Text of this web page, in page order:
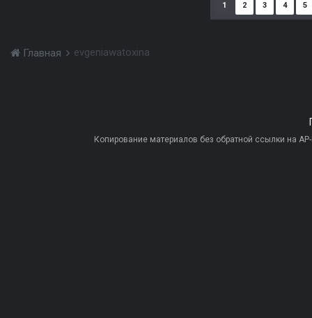
1 2 3 4 5
Главная evgeniawatoxina
Копирование материалов без обратной ссылки на